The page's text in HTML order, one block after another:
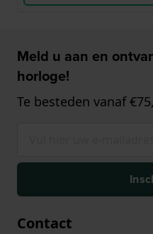
Meld u aan en
horloge!
Te besteden vanaf
Contact